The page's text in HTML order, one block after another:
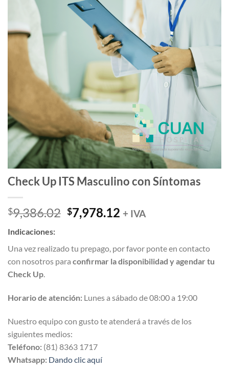
Check Up ITS Masculino con Síntomas
$9,386.02 Original
price
$9,386.02.
$7,978.12 Current
$7,978.12.
+ IVA
Indicaciones:
Una vez realizado tu prepago, por favor ponte en contacto
con nosotros para confirmar la disponibilidad y agendar tu
Check Up.
Horario de atención: Lunes a sábado de 08:00 a 19:00
Nuestro equipo con gusto te atenderá a través de los
siguientes medios:
Teléfono: (81) 8363 1717
Whatsapp: Dando clic aquí